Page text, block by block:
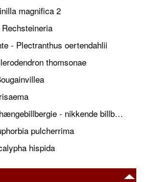
magnifica 2
- Plectranthus oertendahlii
thomsonae
Præstehavre - hængebillbergie - nikkende billbergie
pulcherrima
hispida